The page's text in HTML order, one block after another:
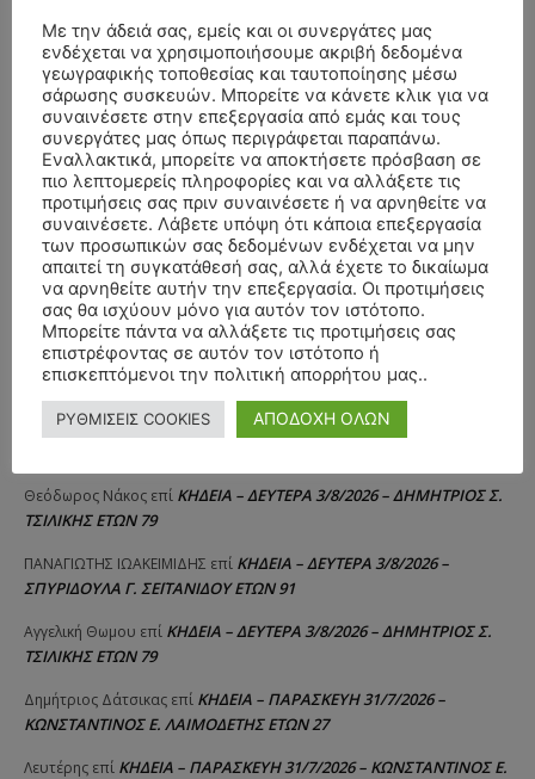
ΣΥΛΛΥΠΗΤΗΡΙΑ ΜΗΝΥΜΑΤΑ
Αλέξανδρος ΣέρβοςεπίΚΗΔΕΙΑ – ΣΑΒΒΑΤΟ 25/7/2026 –
ΧΑΡΑΛΑΜΠΟΣ ΚΑΥΚΙΑΣ ΕΤΩΝ 57
ΧΡΙΣΤΙΝΑεπίΚΗΔΕΙΑ – ΤΡΙΤΗ 4/8/2026 – ΧΡΗΣΤΟΣ Α. ΠΑΛΙΟΥΡΑΣ
Θεόδωρος Νάκος επί ΚΗΔΕΙΑ – ΔΕΥΤΕΡΑ 3/8/2026 – ΔΗΜΗΤΡΙΟΣ Σ.
ΤΣΙΛΙΚΗΣ ΕΤΩΝ 79
ΠΑΝΑΓΙΩΤΗΣ IΩΑΚΕΙΜΙΔΗΣ επί ΚΗΔΕΙΑ – ΔΕΥΤΕΡΑ 3/8/2026 –
ΣΠΥΡΙΔΟΥΛΑ Γ. ΣΕΪΤΑΝΙΔΟΥ ΕΤΩΝ 91
Αγγελική Θωμου επί ΚΗΔΕΙΑ – ΔΕΥΤΕΡΑ 3/8/2026 – ΔΗΜΗΤΡΙΟΣ Σ.
ΤΣΙΛΙΚΗΣ ΕΤΩΝ 79
Δημήτριος Δάτσικας επί ΚΗΔΕΙΑ – ΠΑΡΑΣΚΕΥΗ 31/7/2026 –
ΚΩΝΣΤΑΝΤΙΝΟΣ Ε. ΛΑΙΜΟΔΕΤΗΣ ΕΤΩΝ 27
Λευτέρης επί ΚΗΔΕΙΑ – ΠΑΡΑΣΚΕΥΗ 31/7/2026 – ΚΩΝΣΤΑΝΤΙΝΟΣ Ε.
Με την άδειά σας, εμείς και οι συνεργάτες μας
ενδέχεται να χρησιμοποιήσουμε ακριβή δεδομένα
γεωγραφικής τοποθεσίας και ταυτοποίησης μέσω
σάρωσης συσκευών. Μπορείτε να κάνετε κλικ για να
συναινέσετε στην επεξεργασία από εμάς και τους
συνεργάτες μας όπως περιγράφεται παραπάνω.
Εναλλακτικά, μπορείτε να αποκτήσετε πρόσβαση σε
πιο λεπτομερείς πληροφορίες και να αλλάξετε τις
προτιμήσεις σας πριν συναινέσετε ή να αρνηθείτε να
συναινέσετε. Λάβετε υπόψη ότι κάποια επεξεργασία
των προσωπικών σας δεδομένων ενδέχεται να μην
απαιτεί τη συγκατάθεσή σας, αλλά έχετε το δικαίωμα
να αρνηθείτε αυτήν την επεξεργασία. Οι προτιμήσεις
σας θα ισχύουν μόνο για αυτόν τον ιστότοπο.
Μπορείτε πάντα να αλλάξετε τις προτιμήσεις σας
επιστρέφοντας σε αυτόν τον ιστότοπο ή
επισκεπτόμενοι την πολιτική απορρήτου μας..
ΡΥΘΜΙΣΕΙΣ COOKIES ΑΠΟΔΟΧΗ ΟΛΩΝ